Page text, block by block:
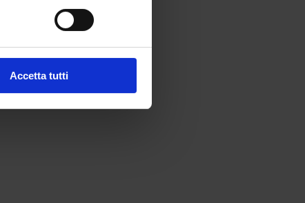
Accetta tutti